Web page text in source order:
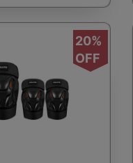
懶人梳化/榻榻米梳化
20%
OFF